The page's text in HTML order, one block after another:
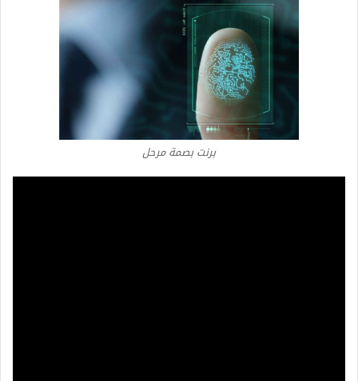
برنت بصمة مرحل